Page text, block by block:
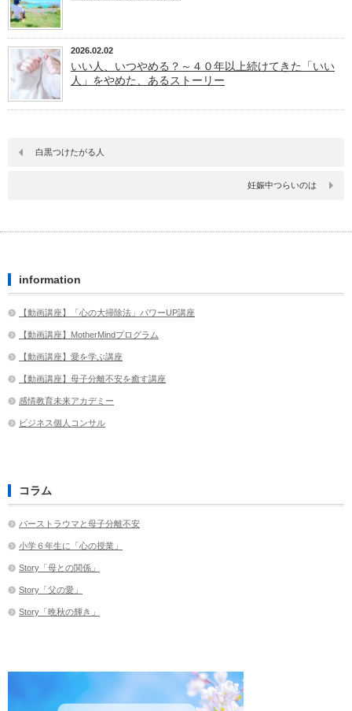
2026.02.02
いい人、いつやめる？～４０年以上続けてきた「いい
人」をやめた、あるストーリー
白黒つけたがる人
妊娠中つらいのは
information
【動画講座】「心の大掃除法」パワーUP講座
【動画講座】MotherMindプログラム
【動画講座】愛を学ぶ講座
【動画講座】母子分離不安を癒す講座
感情教育未来アカデミー
ビジネス個人コンサル
コラム
バーストラウマと母子分離不安
小学６年生に「心の授業」
Story「母との関係」
Story「父の愛」
Story「晩秋の輝き」